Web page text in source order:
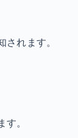
されます。
す。